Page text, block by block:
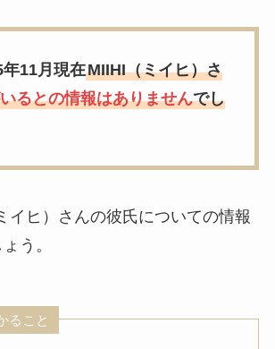
11月現在MIIHI（ミイヒ）さ
いるとの情報はありませんでし
イヒ）さんの彼氏についての情報
う。
ること